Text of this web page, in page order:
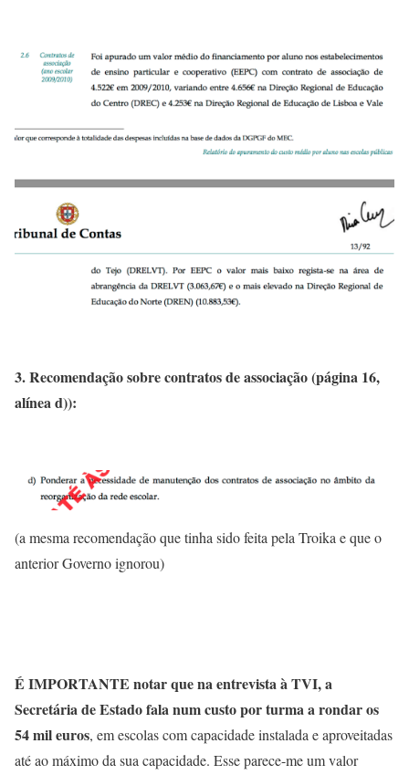
3. Recomendação sobre contratos de associação (página 16,
alínea d)):
(a mesma recomendação que tinha sido feita pela Troika e que o
anterior Governo ignorou)
É IMPORTANTE notar que na entrevista à TVI, a
Secretária de Estado fala num custo por turma a rondar os
54 mil euros, em escolas com capacidade instalada e aproveitadas
até ao máximo da sua capacidade. Esse parece-me um valor